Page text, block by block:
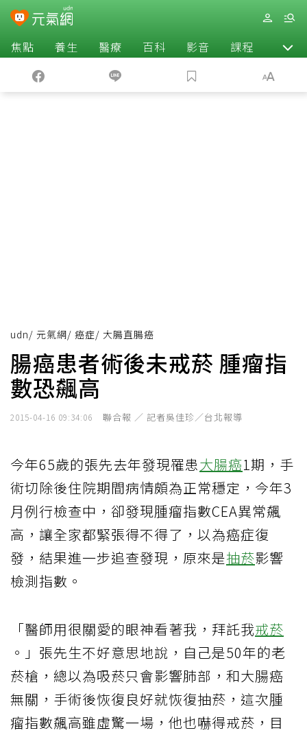
焦點 養生 醫療 百科 影音 課程 退休
udn/ 元氣網/ 癌症/ 大腸直腸癌
腸癌患者術後未戒菸 腫瘤指
數恐飆高
2015-04-16 09:34:06 聯合報 ／ 記者吳佳珍／台北報導
今年65歲的張先去年發現罹患大腸癌1期，手
術切除後住院期間病情頗為正常穩定，今年3
月例行檢查中，卻發現腫瘤指數CEA異常飆
高，讓全家都緊張得不得了，以為癌症復
發，結果進一步追查發現，原來是抽菸影響
檢測指數。
「醫師用很關愛的眼神看著我，拜託我戒菸
。」張先生不好意思地說，自己是50年的老
菸槍，總以為吸菸只會影響肺部，和大腸癌
無關，手術後恢復良好就恢復抽菸，這次腫
瘤指數飆高雖虛驚一場，他也嚇得戒菸，目